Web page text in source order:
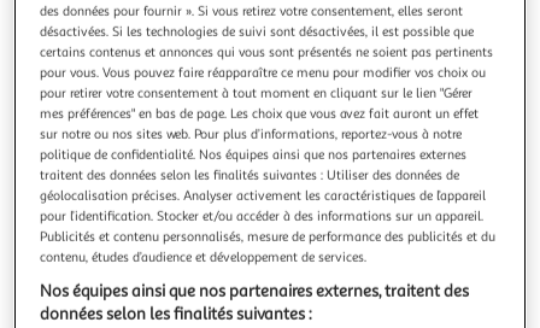
HESPERIDE
Parasol de plage ardea 220cm bleu
Informations Techniques : Dimensions : D. 240 x H. 220 cm
Matières : Acier & Nylon Spécificités : Protège de la chaleur
et des rayons du soleil Facile à transporter (Sac en
bandoulière) Parasol inclinable Poids : 1,90 kg Couleur :
Bleu
En savoir +
Vendu parParis Prix
Livr. ou retrait dès 1/2 semaines
A partir de 7,99€
Plus d'options
Vendu parParis Prix
des données pour fournir ». Si vous retirez votre consentement, elles seront
désactivées. Si les technologies de suivi sont désactivées, il est possible que
certains contenus et annonces qui vous sont présentés ne soient pas pertinents
pour vous. Vous pouvez faire réapparaître ce menu pour modifier vos choix ou
pour retirer votre consentement à tout moment en cliquant sur le lien "Gérer
mes préférences" en bas de page. Les choix que vous avez fait auront un effet
sur notre ou nos sites web. Pour plus d’informations, reportez-vous à notre
politique de confidentialité. Nos équipes ainsi que nos partenaires externes
traitent des données selon les finalités suivantes : Utiliser des données de
géolocalisation précises. Analyser activement les caractéristiques de l’appareil
pour l’identification. Stocker et/ou accéder à des informations sur un appareil.
Publicités et contenu personnalisés, mesure de performance des publicités et du
contenu, études d’audience et développement de services.
Nos équipes ainsi que nos partenaires externes, traitent des
données selon les finalités suivantes :